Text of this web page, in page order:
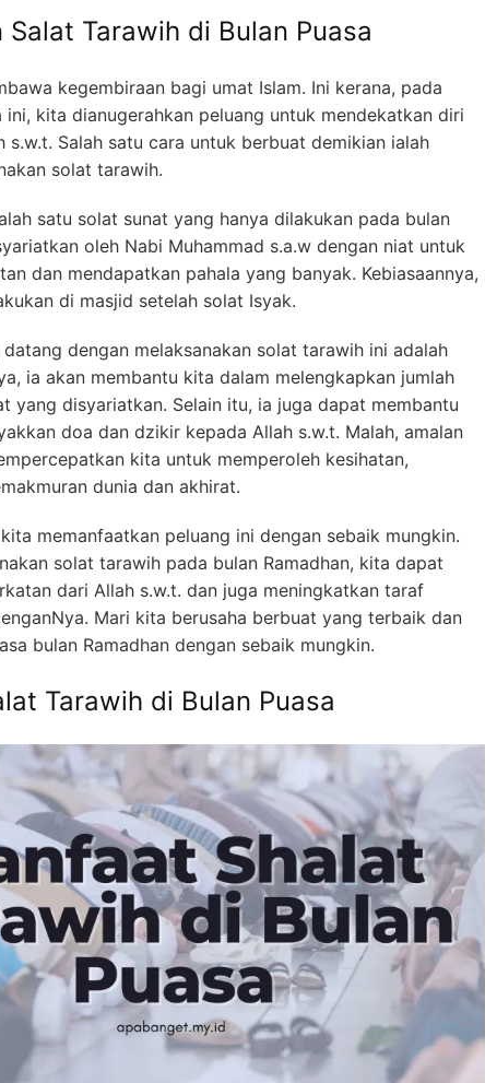
Salat Tarawih di Bulan Puasa
kegembiraan bagi umat Islam. Ini kerana, pada
ini, kita dianugerahkan peluang untuk mendekatkan diri
s.w.t. Salah satu cara untuk berbuat demikian ialah
solat tarawih.
satu solat sunat yang hanya dilakukan pada bulan
oleh Nabi Muhammad s.a.w dengan niat untuk
dan mendapatkan pahala yang banyak. Kebiasaannya,
di masjid setelah solat Isyak.
datang dengan melaksanakan solat tarawih ini adalah
ia akan membantu kita dalam melengkapkan jumlah
yang disyariatkan. Selain itu, ia juga dapat membantu
doa dan dzikir kepada Allah s.w.t. Malah, amalan
kita untuk memperoleh kesihatan,
dunia dan akhirat.
memanfaatkan peluang ini dengan sebaik mungkin.
solat tarawih pada bulan Ramadhan, kita dapat
dari Allah s.w.t. dan juga meningkatkan taraf
Mari kita berusaha berbuat yang terbaik dan
bulan Ramadhan dengan sebaik mungkin.
Tarawih di Bulan Puasa